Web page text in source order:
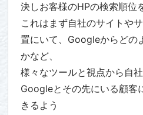
決しお客様のHPの検索順位
これはまず自社のサイトや
置にいて、Googleからどの
かなど、
様々なツールと視点から自
Googleとその先にいる顧客
きるよう